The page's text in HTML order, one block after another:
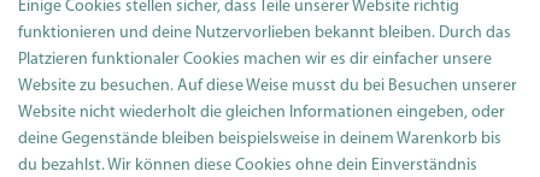
Einige Cookies stellen sicher, dass Teile unserer Website richtig
funktionieren und deine Nutzervorlieben bekannt bleiben. Durch das
Platzieren funktionaler Cookies machen wir es dir einfacher unsere
Website zu besuchen. Auf diese Weise musst du bei Besuchen unserer
Website nicht wiederholt die gleichen Informationen eingeben, oder
deine Gegenstände bleiben beispielsweise in deinem Warenkorb bis
du bezahlst. Wir können diese Cookies ohne dein Einverständnis